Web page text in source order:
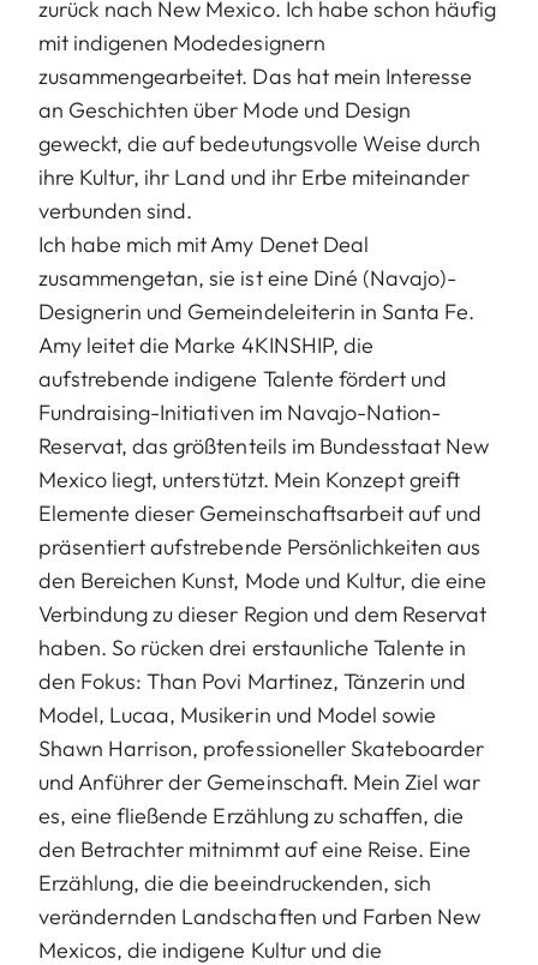
zurück nach New Mexico. Ich habe schon häufig
mit indigenen Modedesignern
zusammengearbeitet. Das hat mein Interesse
an Geschichten über Mode und Design
geweckt, die auf bedeutungsvolle Weise durch
ihre Kultur, ihr Land und ihr Erbe miteinander
verbunden sind.
Ich habe mich mit Amy Denet Deal
zusammengetan, sie ist eine Diné (Navajo)-
Designerin und Gemeindeleiterin in Santa Fe.
Amy leitet die Marke 4KINSHIP, die
aufstrebende indigene Talente fördert und
Fundraising-Initiativen im Navajo-Nation-
Reservat, das größtenteils im Bundesstaat New
Mexico liegt, unterstützt. Mein Konzept greift
Elemente dieser Gemeinschaftsarbeit auf und
präsentiert aufstrebende Persönlichkeiten aus
den Bereichen Kunst, Mode und Kultur, die eine
Verbindung zu dieser Region und dem Reservat
haben. So rücken drei erstaunliche Talente in
den Fokus: Than Povi Martinez, Tänzerin und
Model, Lucaa, Musikerin und Model sowie
Shawn Harrison, professioneller Skateboarder
und Anführer der Gemeinschaft. Mein Ziel war
es, eine fließende Erzählung zu schaffen, die
den Betrachter mitnimmt auf eine Reise. Eine
Erzählung, die die beeindruckenden, sich
verändernden Landschaften und Farben New
Mexicos, die indigene Kultur und die